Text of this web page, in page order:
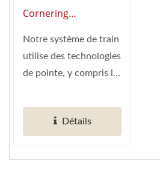
Automatisé
Cornering
Cornering
D'automatisation
Restaurants)
Notre système de train
utilise des technologies
de pointe, y compris le
Détails